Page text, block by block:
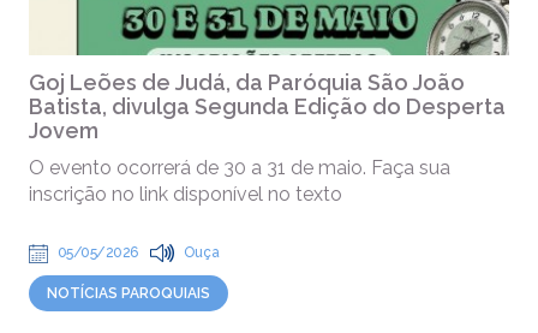
Goj Leões de Judá, da Paróquia São João
Batista, divulga Segunda Edição do Desperta
Jovem
O evento ocorrerá de 30 a 31 de maio. Faça sua
inscrição no link disponível no texto
05/05/2026 Ouça
NOTÍCIAS PAROQUIAIS